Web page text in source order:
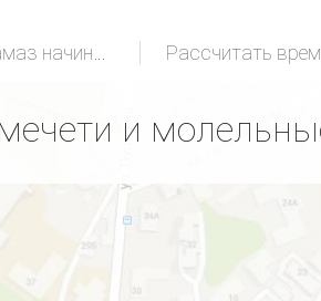
Правильный намаз начинающих Рассчитать
и